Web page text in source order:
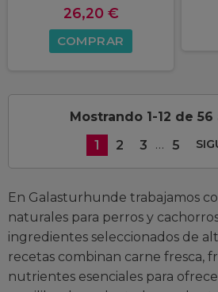
26,20 €
COMPRAR
Mostrando 1-12 de
1
2 3 … 5
En Galasturhunde trabajamos
naturales para perros y
ingredientes seleccionados de
recetas combinan carne fresca,
nutrientes esenciales para